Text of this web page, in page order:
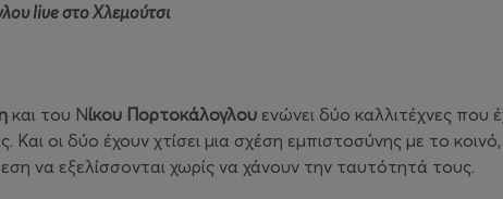
live στο Χλεμούτσι
και του Νίκου Πορτοκάλογλου ενώνει δύο καλλιτέχνες
Και οι δύο έχουν χτίσει μια σχέση εμπιστοσύνης με το
να εξελίσσονται χωρίς να χάνουν την ταυτότητά τους.